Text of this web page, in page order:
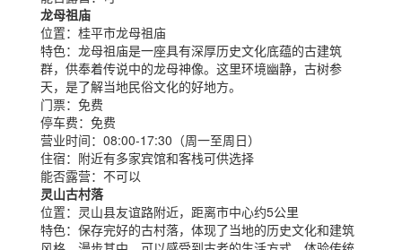
龙母祖庙
位置： 桂平市龙母祖庙
特色： 龙母祖庙是一座具有深厚历史文化底蕴的古建筑
群，供奉着传说中的龙母神像。这里环境幽静，古树参
天，是了解当地民俗文化的好地方。
门票： 免费
停车费： 免费
营业时间： 08:00-17:30（周一至周日）
住宿： 附近有多家宾馆和客栈可供选择
能否露营： 不可以
灵山古村落
位置： 灵山县友谊路附近，距离市中心约5公里
特色： 保存完好的古村落，体现了当地的历史文化和建筑